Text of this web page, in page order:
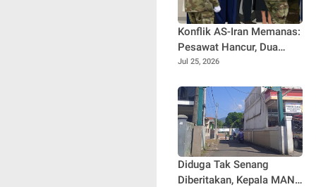
Konflik AS-Iran Memanas:
Pesawat Hancur, Dua
Tentara Gugur, Satu
Jul 25, 2026
Diduga Tak Senang
Diberitakan, Kepala MAN